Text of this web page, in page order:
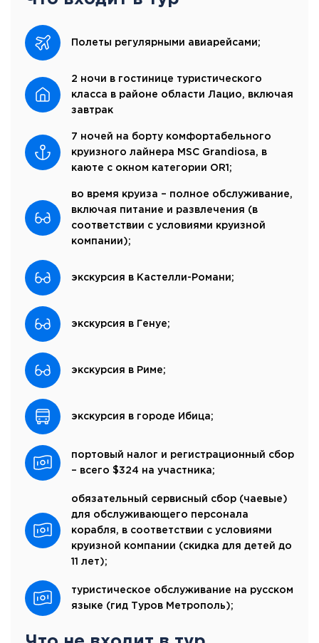
Полеты регулярными авиарейсами;
2 ночи в гостинице туристического
класса в районе области Лацио, включая
завтрак
7 ночей на борту комфортабельного
круизного лайнера MSC Grandiosa, в
каюте с окном категории OR1;
во время круиза – полное обслуживание,
включая питание и развлечения (в
соответствии с условиями круизной
компании);
экскурсия в Кастелли-Романи;
экскурсия в Генуе;
экскурсия в Риме;
экскурсия в городе Ибица;
портовый налог и регистрационный сбор
– всего $324 на участника;
обязательный сервисный сбор (чаевые)
для обслуживающего персонала
корабля, в соответствии с условиями
круизной компании (скидка для детей до
11 лет);
туристическое обслуживание на русском
языке (гид Туров Метрополь);